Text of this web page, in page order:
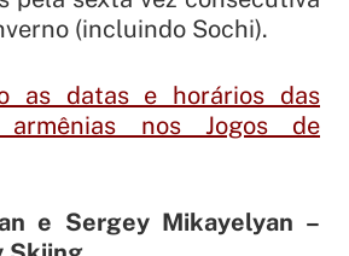
(incluindo Sochi).
as datas e horários das
armênias nos Jogos de
e Sergey Mikayelyan –